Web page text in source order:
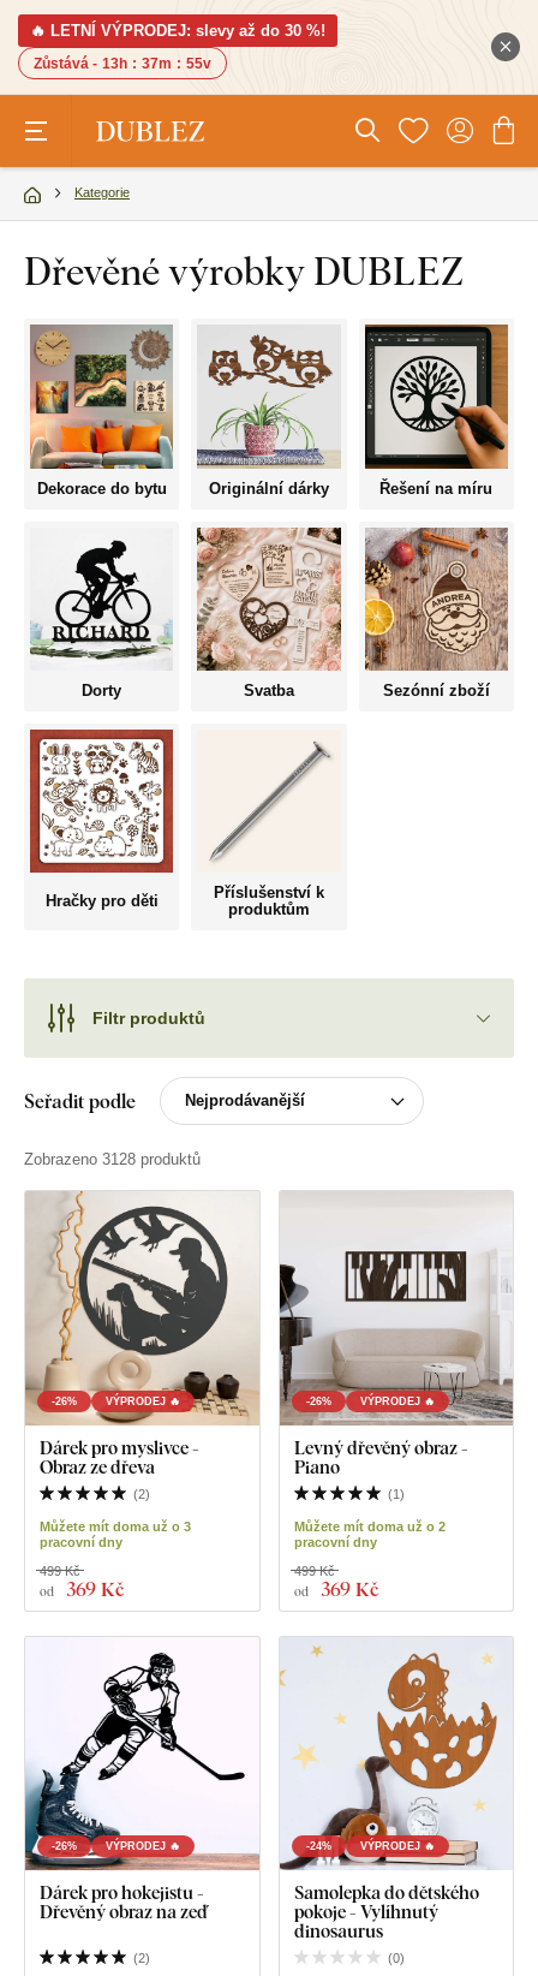
🔥 LETNÍ VÝPRODEJ: slevy až do 30 %!
Zůstává - 13h : 37m : 54v
Kategorie
Dřevěné výrobky DUBLEZ
Dekorace do bytu Originální dárky Řešení na míru
Dorty Svatba Sezónní zboží
Hračky pro děti
Příslušenství k
produktům
Filtr produktů
Seřadit podle
Zobrazeno 3128 produktů
-26% VÝPRODEJ 🔥
Dárek pro myslivce -
Obraz ze dřeva
(2)
Můžete mít doma už o 3
pracovní dny
od 369 Kč
499 Kč
-26% VÝPRODEJ 🔥
Levný dřevěný obraz -
Piano
(1)
Můžete mít doma už o 2
pracovní dny
od 369 Kč
499 Kč
-26% VÝPRODEJ 🔥
Dárek pro hokejistu -
Dřevěný obraz na zeď
(2)
-24% VÝPRODEJ 🔥
Samolepka do dětského
pokoje - Vylíhnutý
dinosaurus
(0)